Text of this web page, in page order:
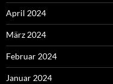
April 2024
März 2024
Februar 2024
Januar 2024